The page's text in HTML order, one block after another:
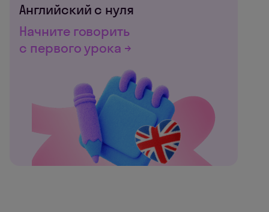
Английский с нуля
Начните говорить
с первого урока →